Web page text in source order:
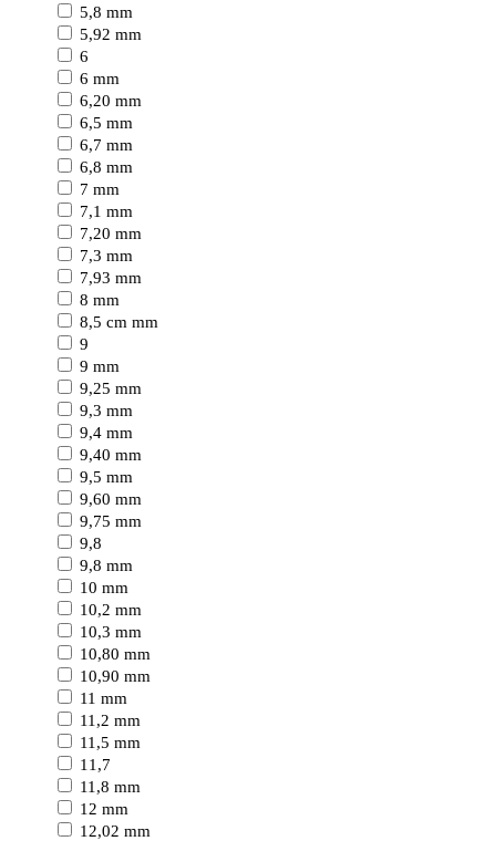
5,8 mm
5,92 mm
6
6 mm
6,20 mm
6,5 mm
6,7 mm
6,8 mm
7 mm
7,1 mm
7,20 mm
7,3 mm
7,93 mm
8 mm
8,5 cm mm
9
9 mm
9,25 mm
9,3 mm
9,4 mm
9,40 mm
9,5 mm
9,60 mm
9,75 mm
9,8
9,8 mm
10 mm
10,2 mm
10,3 mm
10,80 mm
10,90 mm
11 mm
11,2 mm
11,5 mm
11,7
11,8 mm
12 mm
12,02 mm